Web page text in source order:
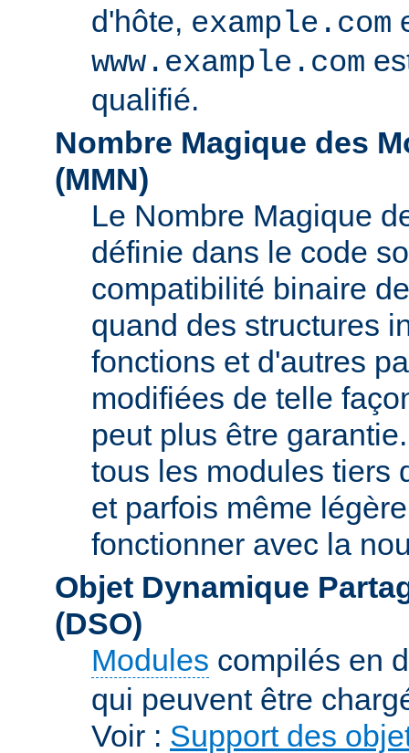
d'hôte, example.com
www.example.com
qualifié.
Nombre Magique des
(MMN)
Le Nombre Magique
définie dans le code
compatibilité binaire
quand des structures
fonctions et d'autres
modifiées de telle
peut plus être
tous les modules tiers
et parfois même
fonctionner avec la
Objet Dynamique
(DSO)
Modules compilés en
qui peuvent être
Voir : Support des